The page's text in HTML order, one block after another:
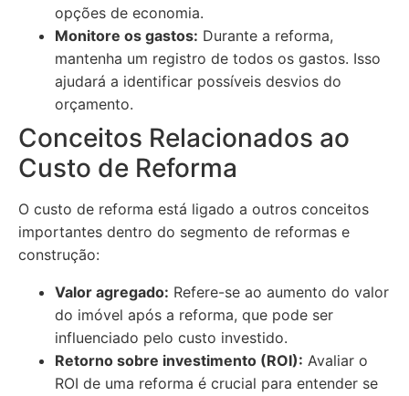
opções de economia.
Monitore os gastos: Durante a reforma,
mantenha um registro de todos os gastos. Isso
ajudará a identificar possíveis desvios do
orçamento.
Conceitos Relacionados ao
Custo de Reforma
O custo de reforma está ligado a outros conceitos
importantes dentro do segmento de reformas e
construção:
Valor agregado: Refere-se ao aumento do valor
do imóvel após a reforma, que pode ser
influenciado pelo custo investido.
Retorno sobre investimento (ROI): Avaliar o
ROI de uma reforma é crucial para entender se